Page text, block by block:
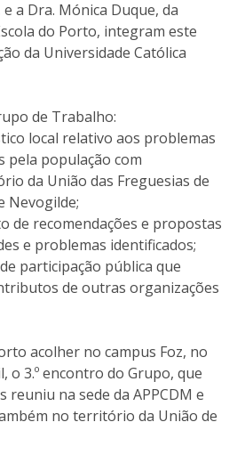
a Dra. Mónica Duque, da
do Porto, integram este
da Universidade Católica
de Trabalho:
local relativo aos problemas
pela população com
da União das Freguesias de
Nevogilde;
de recomendações e propostas
e problemas identificados;
participação pública que
de outras organizações
acolher no campus Foz, no
o 3.º encontro do Grupo, que
reuniu na sede da APPCDM e
no território da União de